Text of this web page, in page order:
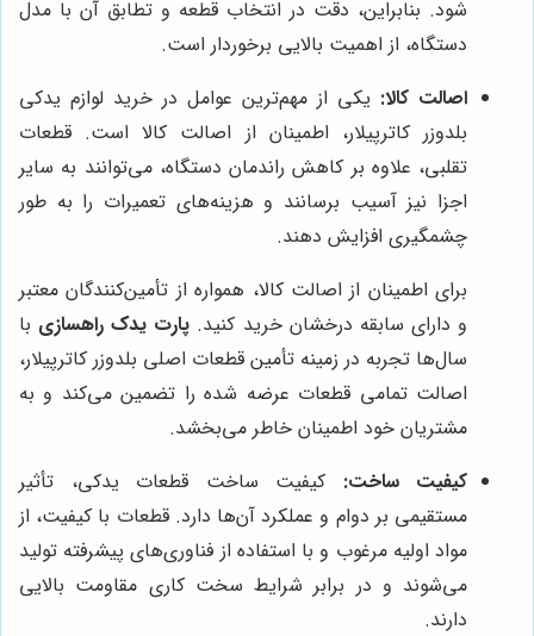
شود. بنابراین، دقت در انتخاب قطعه و تطابق آن با مدل
دستگاه، از اهمیت بالایی برخوردار است.
اصالت کالا: یکی از مهم‌ترین عوامل در خرید لوازم یدکی
بلدوزر کاترپیلار، اطمینان از اصالت کالا است. قطعات
تقلبی، علاوه بر کاهش راندمان دستگاه، می‌توانند به سایر
اجزا نیز آسیب برسانند و هزینه‌های تعمیرات را به طور
چشمگیری افزایش دهند.
برای اطمینان از اصالت کالا، همواره از تأمین‌کنندگان معتبر
و دارای سابقه درخشان خرید کنید. پارت یدک راهسازی با
سال‌ها تجربه در زمینه تأمین قطعات اصلی بلدوزر کاترپیلار،
اصالت تمامی قطعات عرضه شده را تضمین می‌کند و به
مشتریان خود اطمینان خاطر می‌بخشد.
کیفیت ساخت: کیفیت ساخت قطعات یدکی، تأثیر
مستقیمی بر دوام و عملکرد آن‌ها دارد. قطعات با کیفیت، از
مواد اولیه مرغوب و با استفاده از فناوری‌های پیشرفته تولید
می‌شوند و در برابر شرایط سخت کاری مقاومت بالایی
دارند.